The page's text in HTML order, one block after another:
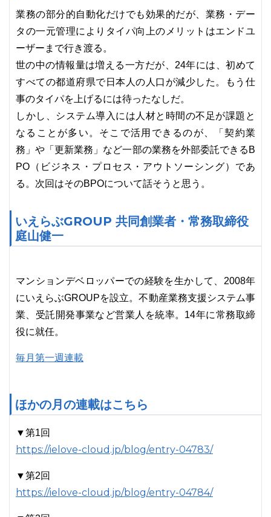
業務の部分的自動化だけでも効果的だが、業務・デー
タの一元管理によりタイパ向上のメリットはエンドユ
ーザーまで行き渡る。
世の中の情報量は増える一方だが、24年には、初めて
すべての都道府県で日本人の人口が減少した。もう仕
事のタイパを上げるには待ったなしだ。
しかし、システム導入には人材と時間の不足が課題と
なることが多い。そこで活用できるのが、「契約業
務」や「更新業務」など一部の業務を外部委託できるB
PO（ビジネス・プロセス・アウトソーシング）であ
る。次回はそのBPOについて話そうと思う。
いえらぶGROUP 共同創業者・常務取締役
庭山健一
マンションデベロッパーでの経験を生かして、2008年
にいえらぶGROUPを設立。不動産業務支援システム事
業、受託開発事業など営業人を統率。14年に常務取締
役に就任。
毎月第一週連載
ほかの月の連載はこちら
▼第1回
https://ielove-cloud.jp/blog/entry-04783/
▼第2回
https://ielove-cloud.jp/blog/entry-04784/